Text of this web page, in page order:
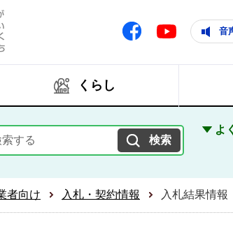
人と自然が響きあいともに輝く住みよいまち
Facebook Youtube 音
くらし
よ
者向け 入札・契約情報 入札結果情報